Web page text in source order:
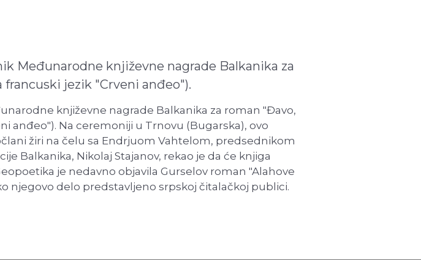
Međunarodne književne nagrade Balkanika za
jezik "Crveni anđeo").
književne nagrade Balkanika za roman "Đavo,
anđeo"). Na ceremoniji u Trnovu (Bugarska), ovo
žiri na čelu sa Endrjuom Vahtelom, predsednikom
Balkanika, Nikolaj Stajanov, rekao je da će knjiga
je nedavno objavila Gurselov roman "Alahove
njegovo delo predstavljeno srpskoj čitalačkoj publici.